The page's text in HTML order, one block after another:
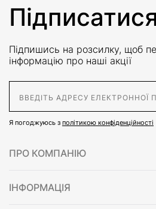
Підписатися
Підпишись на розсилку, щоб
інформацію про наші акції
Я погоджуюсь з політикою конфіденційності
ПРО КОМПАНІЮ
ІНФОРМАЦІЯ